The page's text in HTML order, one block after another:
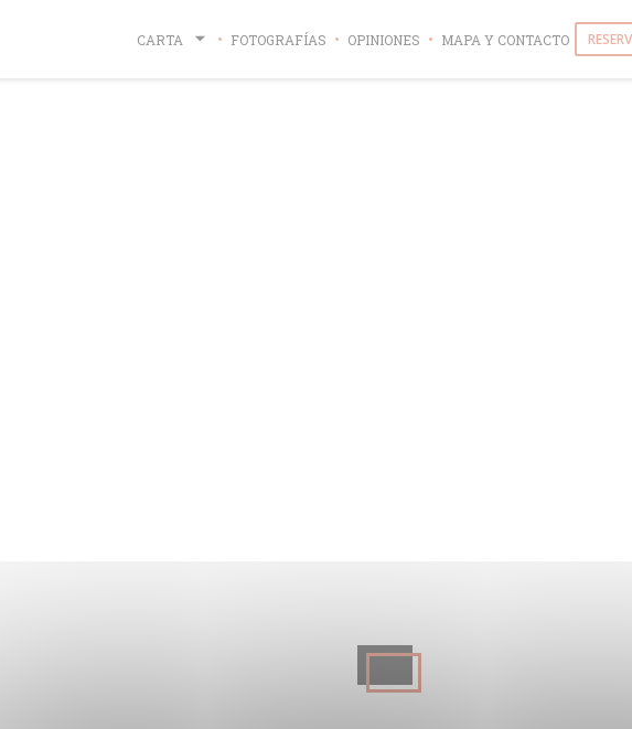
CARTA FOTOGRAFÍAS OPINIONES MAPA Y CONTACTO